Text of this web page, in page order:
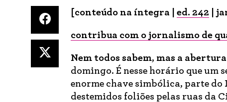
[conteúdo na íntegra | ed. 242 |
contribua com o jornalismo de
Nem todos sabem, mas a abertura
domingo. É nesse horário que um
enorme chave simbólica, parte
destemidos foliões pelas ruas da